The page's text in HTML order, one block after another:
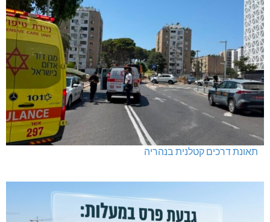
תאונת דרכים קטלנית בנהריה